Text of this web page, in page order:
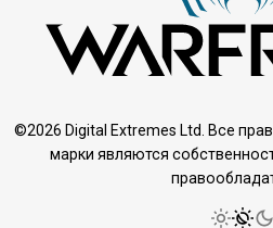
©2026 Digital Extremes Ltd. Все
марки являются